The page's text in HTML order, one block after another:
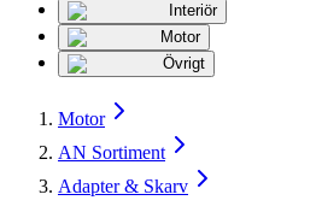
Interiör
Motor
Övrigt
Motor
AN Sortiment
Adapter & Skarv